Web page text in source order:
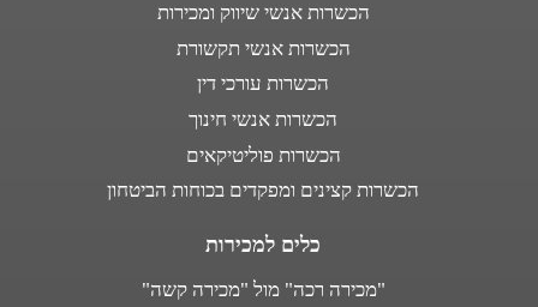
הכשרות אנשי שיווק ומכירות
הכשרות אנשי תקשורת
הכשרות עורכי דין
הכשרות אנשי חינוך
הכשרות פוליטיקאים
הכשרות קצינים ומפקדים בכוחות הביטחון
כלים למכירות
"מכירה רכה" מול "מכירה קשה"